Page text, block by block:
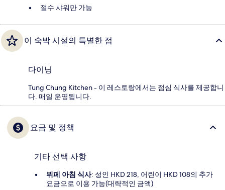
절수 샤워만 가능
이 숙박 시설의 특별한 점
다이닝
Tung Chung Kitchen - 이 레스토랑에서는 점심 식사를 제공합니
다. 매일 운영됩니다.
요금 및 정책
기타 선택 사항
뷔페 아침 식사: 성인 HKD 218, 어린이 HKD 108의 추가
요금으로 이용 가능(대략적인 금액)